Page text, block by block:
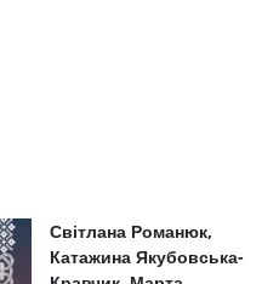
Світлана Романюк,
Катажина Якубовська-